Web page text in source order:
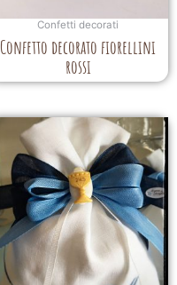
Confetti decorati
Confetto decorato fiorellini
rossi